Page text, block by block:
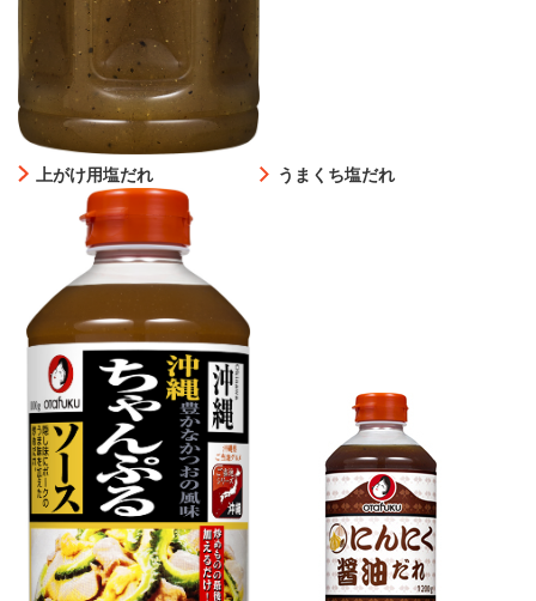
上がけ用塩だれ うまくち塩だれ